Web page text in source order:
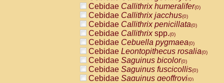
Cebidae Callithrix humeralifer(0)
Cebidae Callithrix jacchus(0)
Cebidae Callithrix penicillata(0)
Cebidae Callithrixspp.(0)
Cebidae Cebuella pygmaea(0)
Cebidae Leontopithecus rosalia(0)
Cebidae Saguinus bicolor(0)
Cebidae Saguinus fuscicollis(0)
Cebidae Saguinus geoffroyi(0)